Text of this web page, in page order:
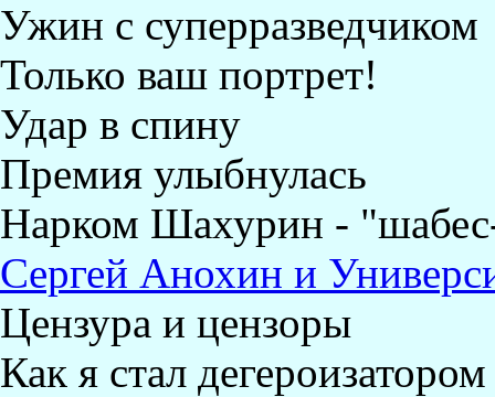
Ужин с суперразведчиком
Только ваш портрет!
Удар в спину
Премия улыбнулась
Нарком Шахурин -
Сергей Анохин и
Цензура и цензоры
Как я стал дегероизатором